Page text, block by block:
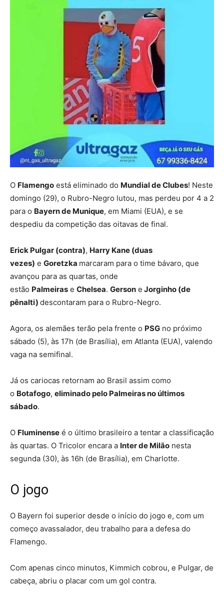
O Flamengo está eliminado do Mundial de Clubes! Neste
domingo (29), o Rubro-Negro lutou, mas perdeu por 4 a 2
para o Bayern de Munique, em Miami (EUA), e se
despediu da competição das oitavas de final.
Erick Pulgar (contra), Harry Kane (duas
vezes) e Goretzka marcaram para o time bávaro, que
avançou para as quartas, onde
estão Palmeiras e Chelsea. Gerson e Jorginho (de
pênalti) descontaram para o Rubro-Negro.
Agora, os alemães terão pela frente o PSG no próximo
sábado (5), às 17h (de Brasília), em Atlanta (EUA), valendo
vaga na semifinal.
Já os cariocas retornam ao Brasil assim como
o Botafogo, eliminado pelo Palmeiras no últimos
sábado.
O Fluminense é o último brasileiro a tentar a classificação
às quartas. O Tricolor encara a Inter de Milão nesta
segunda (30), às 16h (de Brasília), em Charlotte.
O jogo
O Bayern foi superior desde o início do jogo e, com um
começo avassalador, deu trabalho para a defesa do
Flamengo.
Com apenas cinco minutos, Kimmich cobrou, e Pulgar, de
cabeça, abriu o placar com um gol contra.